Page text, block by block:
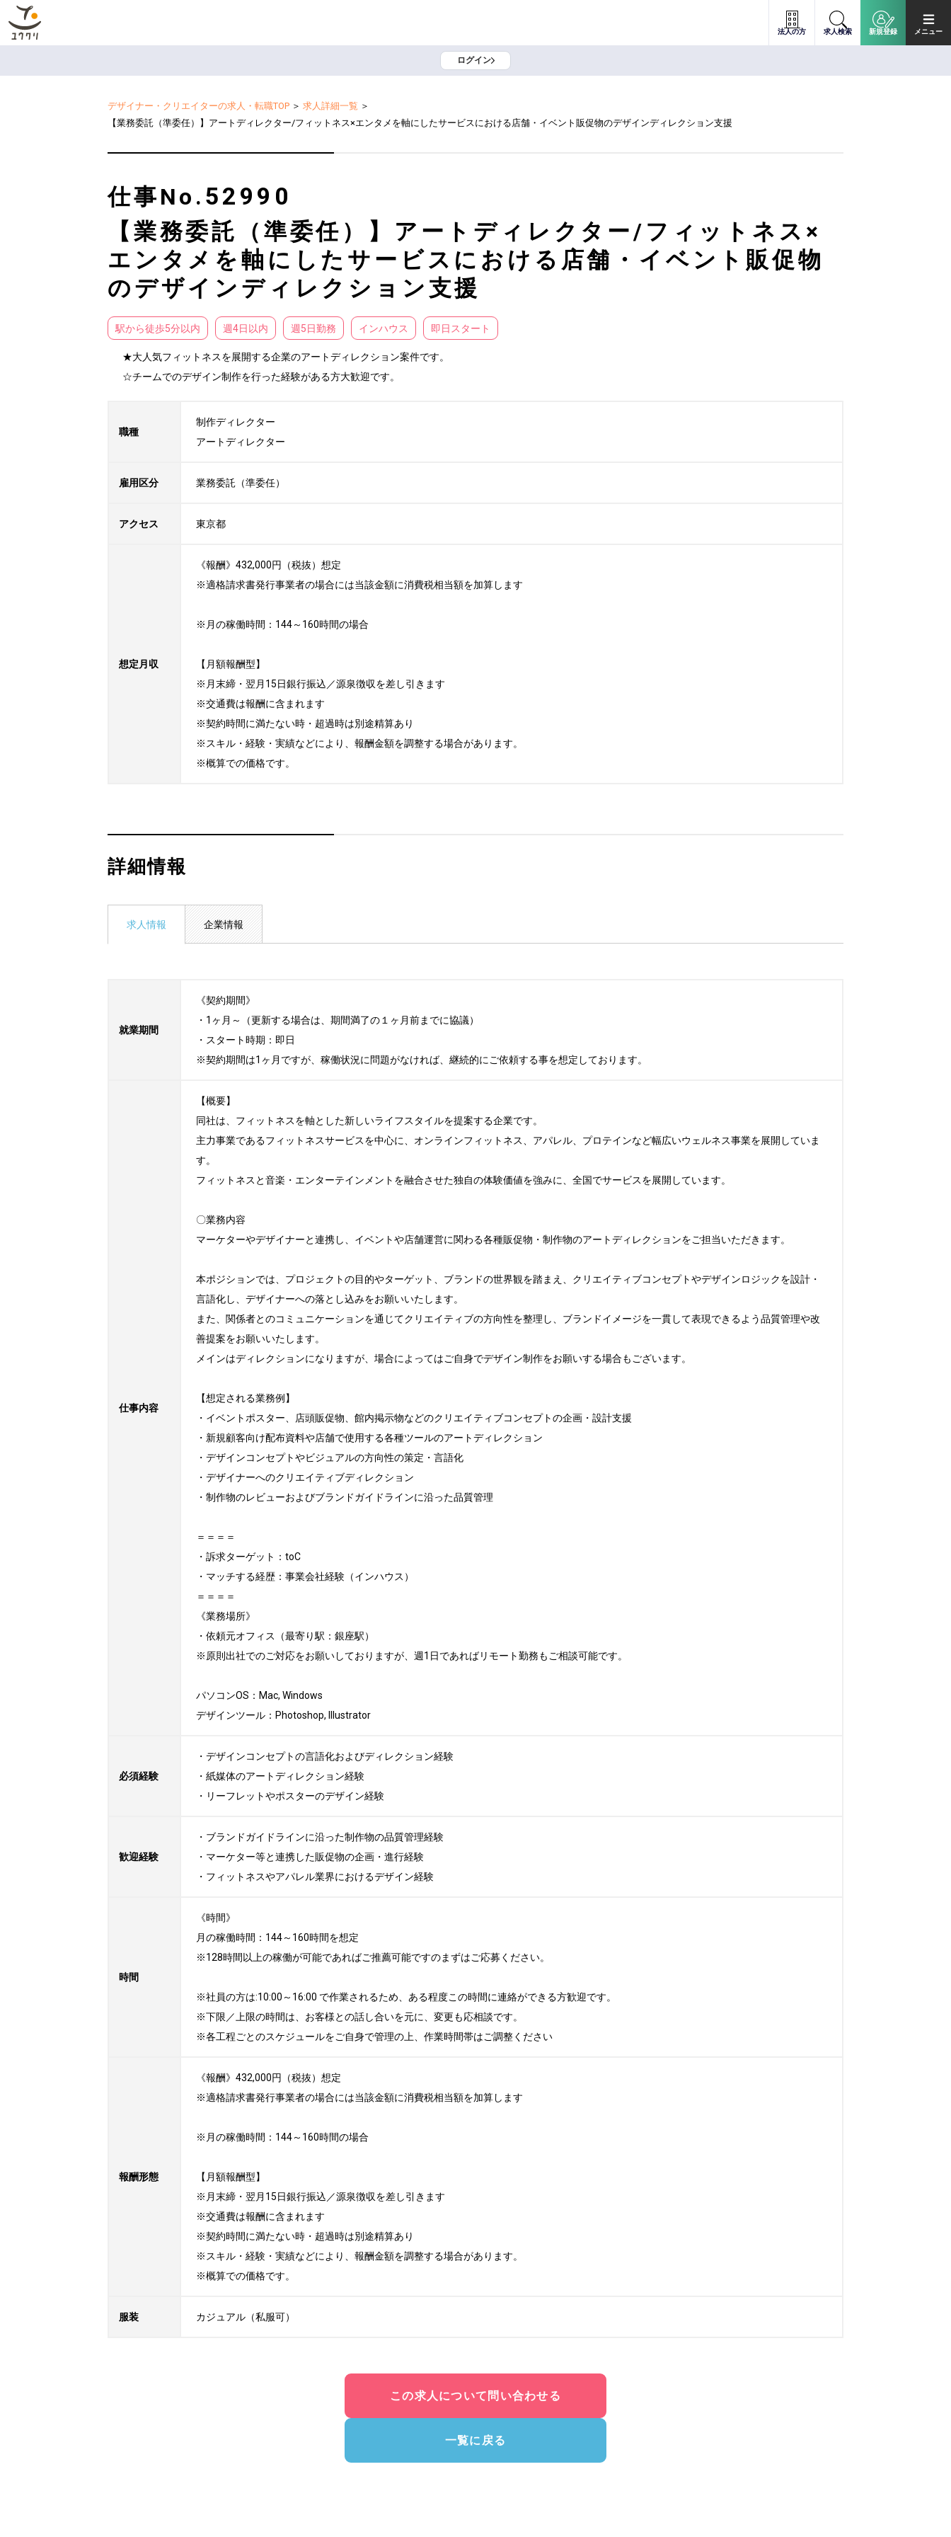
法人の方 求人検索 新規登録 メニュー
ログイン
デザイナー・クリエイターの求人・転職TOP ＞ 求人詳細一覧 ＞
【業務委託（準委任）】アートディレクター/フィットネス×エンタメを軸にしたサービスにおける店舗・イベント販促物のデザインディレクション支援
仕事No. 52990
【業務委託（準委任）】アートディレクター/フィットネス×
エンタメを軸にしたサービスにおける店舗・イベント販促物
のデザインディレクション支援
駅から徒歩5分以内 週4日以内 週5日勤務 インハウス 即日スタート
★大人気フィットネスを展開する企業のアートディレクション案件です。
☆チームでのデザイン制作を行った経験がある方大歓迎です。
職種
制作ディレクター
アートディレクター
雇用区分 業務委託（準委任）
アクセス 東京都
想定月収
《報酬》432,000円（税抜）想定
※適格請求書発行事業者の場合には当該金額に消費税相当額を加算します
※月の稼働時間：144～160時間の場合
【月額報酬型】
※月末締・翌月15日銀行振込／源泉徴収を差し引きます
※交通費は報酬に含まれます
※契約時間に満たない時・超過時は別途精算あり
※スキル・経験・実績などにより、報酬金額を調整する場合があります。
※概算での価格です。
詳細情報
求人情報 企業情報
就業期間
《契約期間》
・1ヶ月～（更新する場合は、期間満了の１ヶ月前までに協議）
・スタート時期：即日
※契約期間は1ヶ月ですが、稼働状況に問題がなければ、継続的にご依頼する事を想定しております。
仕事内容
【概要】
同社は、フィットネスを軸とした新しいライフスタイルを提案する企業です。
主力事業であるフィットネスサービスを中心に、オンラインフィットネス、アパレル、プロテインなど幅広いウェルネス事業を展開していま
す。
フィットネスと音楽・エンターテインメントを融合させた独自の体験価値を強みに、全国でサービスを展開しています。
〇業務内容
マーケターやデザイナーと連携し、イベントや店舗運営に関わる各種販促物・制作物のアートディレクションをご担当いただきます。
本ポジションでは、プロジェクトの目的やターゲット、ブランドの世界観を踏まえ、クリエイティブコンセプトやデザインロジックを設計・
言語化し、デザイナーへの落とし込みをお願いいたします。
また、関係者とのコミュニケーションを通じてクリエイティブの方向性を整理し、ブランドイメージを一貫して表現できるよう品質管理や改
善提案をお願いいたします。
メインはディレクションになりますが、場合によってはご自身でデザイン制作をお願いする場合もございます。
【想定される業務例】
・イベントポスター、店頭販促物、館内掲示物などのクリエイティブコンセプトの企画・設計支援
・新規顧客向け配布資料や店舗で使用する各種ツールのアートディレクション
・デザインコンセプトやビジュアルの方向性の策定・言語化
・デザイナーへのクリエイティブディレクション
・制作物のレビューおよびブランドガイドラインに沿った品質管理
＝＝＝＝
・訴求ターゲット：toC
・マッチする経歴：事業会社経験（インハウス）
＝＝＝＝
《業務場所》
・依頼元オフィス（最寄り駅：銀座駅）
※原則出社でのご対応をお願いしておりますが、週1日であればリモート勤務もご相談可能です。
パソコンOS：Mac, Windows
デザインツール：Photoshop, Illustrator
必須経験
・デザインコンセプトの言語化およびディレクション経験
・紙媒体のアートディレクション経験
・リーフレットやポスターのデザイン経験
歓迎経験
・ブランドガイドラインに沿った制作物の品質管理経験
・マーケター等と連携した販促物の企画・進行経験
・フィットネスやアパレル業界におけるデザイン経験
時間
《時間》
月の稼働時間：144～160時間を想定
※128時間以上の稼働が可能であればご推薦可能ですのまずはご応募ください。
※社員の方は:10:00～16:00 で作業されるため、ある程度この時間に連絡ができる方歓迎です。
※下限／上限の時間は、お客様との話し合いを元に、変更も応相談です。
※各工程ごとのスケジュールをご自身で管理の上、作業時間帯はご調整ください
報酬形態
《報酬》432,000円（税抜）想定
※適格請求書発行事業者の場合には当該金額に消費税相当額を加算します
※月の稼働時間：144～160時間の場合
【月額報酬型】
※月末締・翌月15日銀行振込／源泉徴収を差し引きます
※交通費は報酬に含まれます
※契約時間に満たない時・超過時は別途精算あり
※スキル・経験・実績などにより、報酬金額を調整する場合があります。
※概算での価格です。
服装 カジュアル（私服可）
この求人について問い合わせる
一覧に戻る